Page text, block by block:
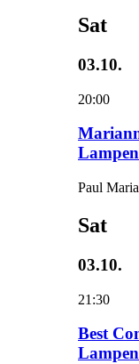
Sat
03.10.
20:00
Paul
Sat
03.10.
21:30
Best